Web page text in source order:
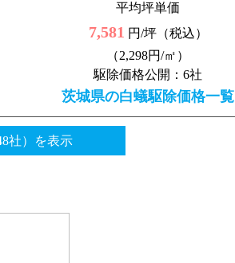
平均坪単価
7,581 円/坪（税込）
（2,298円/㎡）
駆除価格公開：6社
茨城県の白蟻駆除価格一覧
社）を表示